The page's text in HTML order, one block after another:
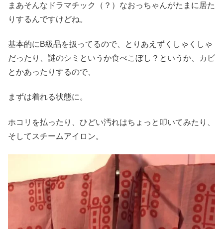
まあそんなドラマチック（？）なおっちゃんがたまに居た
りするんですけどね。
基本的にB級品を扱ってるので、とりあえずくしゃくしゃ
だったり、謎のシミというか食べこぼし？というか、カビ
とかあったりするので、
まずは着れる状態に。
ホコリを払ったり、ひどい汚れはちょっと叩いてみたり、
そしてスチームアイロン。